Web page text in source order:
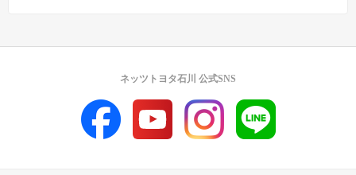
ネッツトヨタ石川 公式SNS